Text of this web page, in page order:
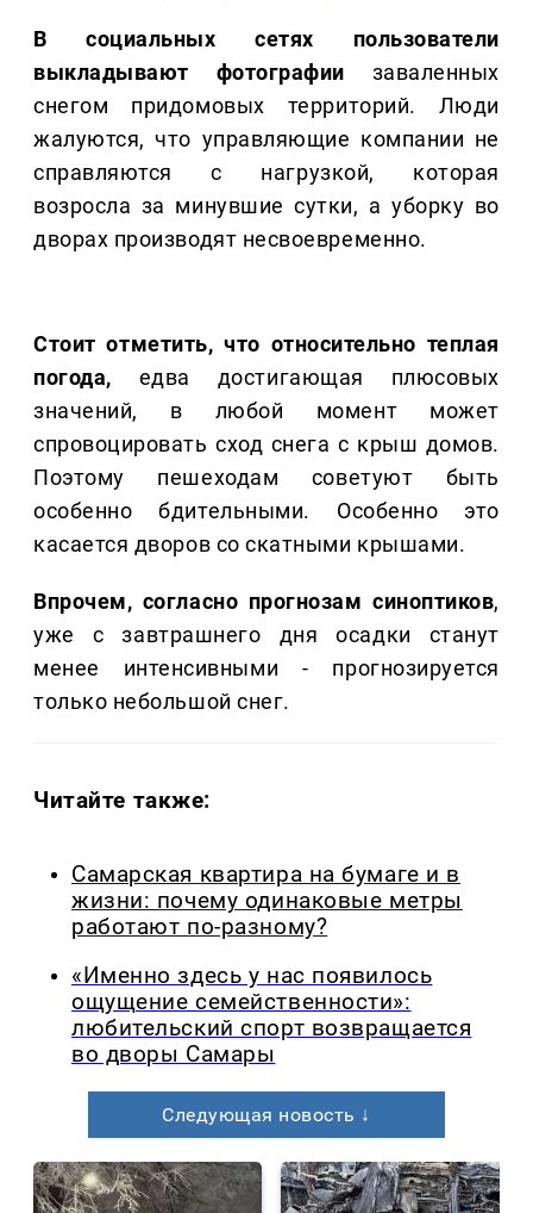
В социальных сетях пользователи
выкладывают фотографии заваленных
снегом придомовых территорий. Люди
жалуются, что управляющие компании не
справляются с нагрузкой, которая
возросла за минувшие сутки, а уборку во
дворах производят несвоевременно.
Стоит отметить, что относительно теплая
погода, едва достигающая плюсовых
значений, в любой момент может
спровоцировать сход снега с крыш домов.
Поэтому пешеходам советуют быть
особенно бдительными. Особенно это
касается дворов со скатными крышами.
Впрочем, согласно прогнозам синоптиков,
уже с завтрашнего дня осадки станут
менее интенсивными - прогнозируется
только небольшой снег.
Читайте также:
Самарская квартира на бумаге и в
жизни: почему одинаковые метры
работают по-разному?
«Именно здесь у нас появилось
ощущение семейственности»:
любительский спорт возвращается
во дворы Самары
Следующая новость ↓